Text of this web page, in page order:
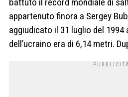
appartenuto finora a Sergey
aggiudicato il 31 luglio del
dell’ucraino era di 6,14 metri.